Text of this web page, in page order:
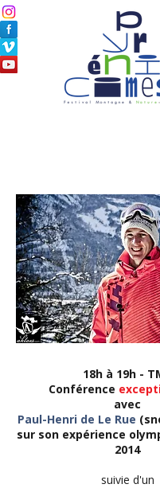
18h à 19h -
Conférence
avec
Paul-Henri de Le Rue
sur son expérience
2014
suivie d'un